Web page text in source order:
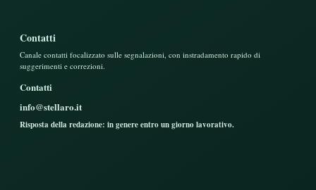
Contatti
Canale contatti focalizzato sulle segnalazioni, con instradamento rapido di
suggerimenti e correzioni.
Contatti
info@stellaro.it
Risposta della redazione: in genere entro un giorno lavorativo.